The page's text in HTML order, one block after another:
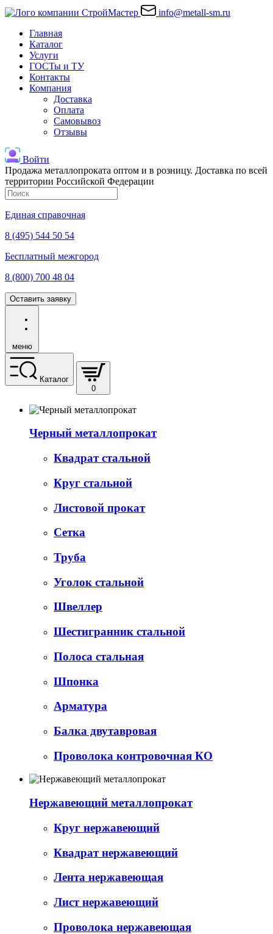
info@metall-sm.ru
Главная
Каталог
Услуги
ГОСТы и ТУ
Контакты
Компания
Доставка
Оплата
Самовывоз
Отзывы
Войти
Продажа металлопроката оптом и в розницу. Доставка по всей
территории Российской Федерации
Единая справочная
8 (495) 544 50 54
Бесплатный межгород
8 (800) 700 48 04
Оставить заявку
меню
Каталог
0
Черный металлопрокат
Квадрат стальной
Круг стальной
Листовой прокат
Сетка
Труба
Уголок стальной
Швеллер
Шестигранник стальной
Полоса стальная
Шпонка
Арматура
Балка двутавровая
Проволока контровочная КО
Нержавеющий металлопрокат
Круг нержавеющий
Квадрат нержавеющий
Лента нержавеющая
Лист нержавеющий
Проволока нержавеющая